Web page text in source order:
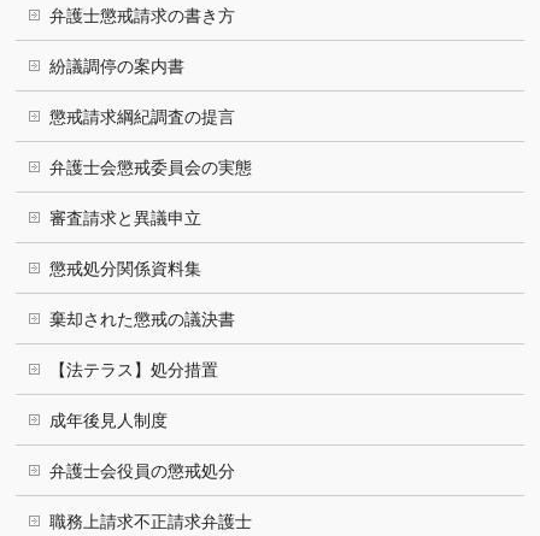
弁護士懲戒請求の書き方
紛議調停の案内書
懲戒請求綱紀調査の提言
弁護士会懲戒委員会の実態
審査請求と異議申立
懲戒処分関係資料集
棄却された懲戒の議決書
【法テラス】処分措置
成年後見人制度
弁護士会役員の懲戒処分
職務上請求不正請求弁護士